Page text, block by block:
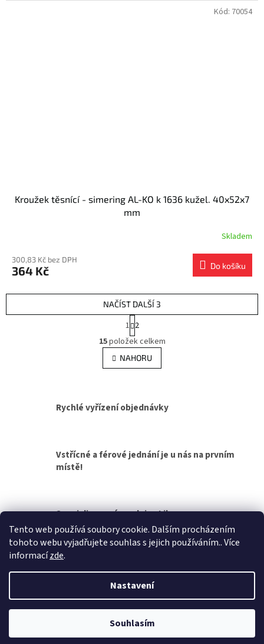
Tento web používá soubory cookie. Dalším procházením
tohoto webu vyjadřujete souhlas s jejich používáním.. Více
informacízde.
Nastavení
Souhlasím
Kroužek těsnící - simering AL-KO k 1636 kužel. 40x52x7
mm
Skladem
300,83 Kč bez DPH
364 Kč Do košíku
Kód: 70054
O
v
l
á
c
í
k
p
i
s
u
NAČÍST DALŠÍ 3
t
r
á
n
k
n
1 2
15položek celkem
NAHORU
Rychlé vyřízení objednávky
Vstřícné a férové jednání je u nás na prvním
místě!
Specializovaná prodejna Liberec
Copyright 2026Přívěsy za auto, přívěsné vozíky. Všechna práva
vyhrazena.